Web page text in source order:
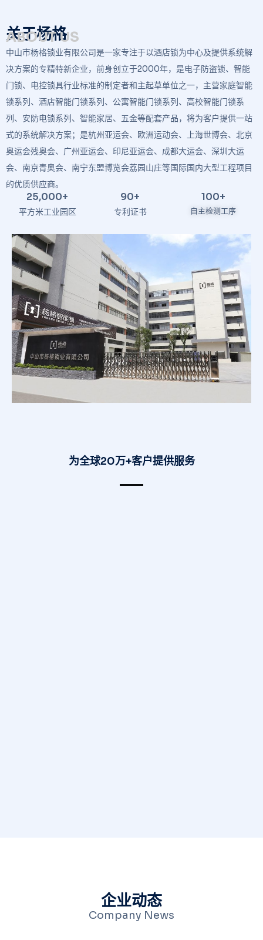
关于杨格
ABOUT US
中山市杨格锁业有限公司是一家专注于以酒店锁为中心及提供系统解
决方案的专精特新企业，前身创立于2000年，是电子防盗锁、智能
门锁、电控锁具行业标准的制定者和主起草单位之一，主营家庭智能
锁系列、酒店智能门锁系列、公寓智能门锁系列、高校智能门锁系
列、安防电锁系列、智能家居、五金等配套产品，将为客户提供一站
式的系统解决方案；是杭州亚运会、欧洲运动会、上海世博会、北京
奥运会残奥会、广州亚运会、印尼亚运会、成都大运会、深圳大运
会、南京青奥会、南宁东盟博览会荔园山庄等国际国内大型工程项目
的优质供应商。
平方米工业园区
25,000+
专利证书
90+
自主检测工序
100+
为全球20万+客户提供服务
企业动态
Company News